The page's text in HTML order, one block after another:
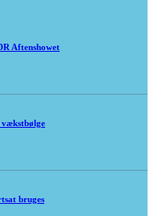
Aftenshowet
vækstbølge
bruges